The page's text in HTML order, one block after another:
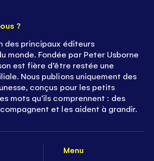
Menu
?
des principaux éditeurs
monde. Fondée par Peter Usborne
est fière d’être restée une
Nous publions uniquement des
conçus pour les petits
mots qu’ils comprennent : des
et les aident à grandir.